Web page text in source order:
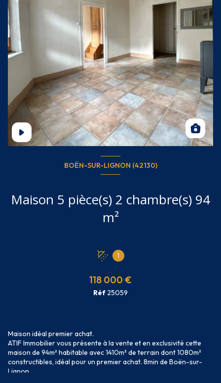
BOËN-SUR-LIGNON (42130)
Maison 5 pièce(s) 2 chambre(s) 94
m²
1
118 000 €
Réf 25059
Maison idéal premier achat.
ATIF Immobilier vous présente à la vente et en exclusivité cette
maison de 94m² habitable avec 1410m² de terrain dont 1080m²
constructibles, idéal pour un premier achat. 8min de Boën-sur-
Lignon.